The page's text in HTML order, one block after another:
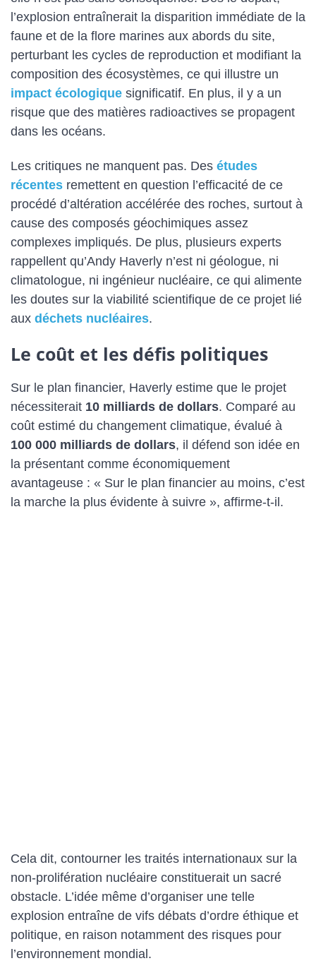
l’explosion entraînerait la disparition immédiate de la
faune et de la flore marines aux abords du site,
perturbant les cycles de reproduction et modifiant la
composition des écosystèmes, ce qui illustre un
impact écologique significatif. En plus, il y a un
risque que des matières radioactives se propagent
dans les océans.
Les critiques ne manquent pas. Des études
récentes remettent en question l’efficacité de ce
procédé d’altération accélérée des roches, surtout à
cause des composés géochimiques assez
complexes impliqués. De plus, plusieurs experts
rappellent qu’Andy Haverly n’est ni géologue, ni
climatologue, ni ingénieur nucléaire, ce qui alimente
les doutes sur la viabilité scientifique de ce projet lié
aux déchets nucléaires.
Le coût et les défis politiques
Sur le plan financier, Haverly estime que le projet
nécessiterait 10 milliards de dollars. Comparé au
coût estimé du changement climatique, évalué à
100 000 milliards de dollars, il défend son idée en
la présentant comme économiquement
avantageuse : « Sur le plan financier au moins, c’est
la marche la plus évidente à suivre », affirme-t-il.
Cela dit, contourner les traités internationaux sur la
non-prolifération nucléaire constituerait un sacré
obstacle. L’idée même d’organiser une telle
explosion entraîne de vifs débats d’ordre éthique et
politique, en raison notamment des risques pour
l’environnement mondial.